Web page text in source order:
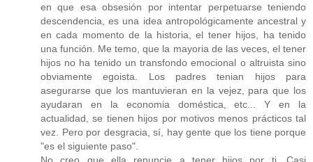
en que esa obsesión por intentar perpetuarse teniendo
descendencia, es una idea antropológicamente ancestral y
en cada momento de la historia, el tener hijos, ha tenido
una función. Me temo, que la mayoria de las veces, el tener
hijos no ha tenido un transfondo emocional o altruista sino
obviamente egoista. Los padres tenian hijos para
asegurarse que los mantuvieran en la vejez, para que los
ayudaran en la economia doméstica, etc... Y en la
actualidad, se tienen hijos por motivos menos prácticos tal
vez. Pero por desgracia, sí, hay gente que los tiene porque
"es el siguiente paso".
No creo que ella renuncie a tener hijos por ti. Casi